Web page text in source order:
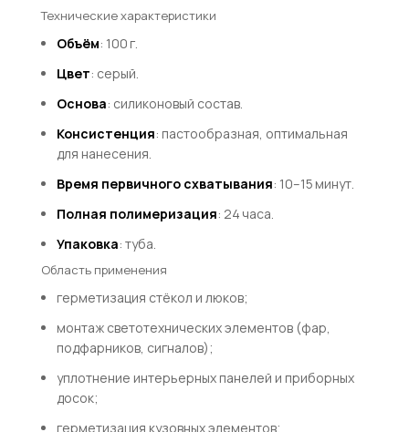
Технические характеристики
Объём: 100 г.
Цвет: серый.
Основа: силиконовый состав.
Консистенция: пастообразная, оптимальная
для нанесения.
Время первичного схватывания: 10–15 минут.
Полная полимеризация: 24 часа.
Упаковка: туба.
Область применения
герметизация стёкол и люков;
монтаж светотехнических элементов (фар,
подфарников, сигналов);
уплотнение интерьерных панелей и приборных
досок;
герметизация кузовных элементов;